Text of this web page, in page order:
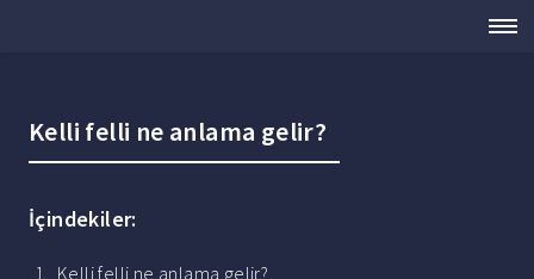
Kelli felli ne anlama gelir?
İçindekiler:
Kelli felli ne anlama gelir?